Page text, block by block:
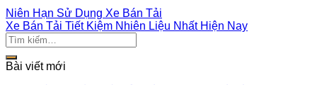
Niên Hạn Sử Dụng Xe Bán Tải
Xe Bán Tải Tiết Kiệm Nhiên Liệu Nhất Hiện Nay
Bài viết mới